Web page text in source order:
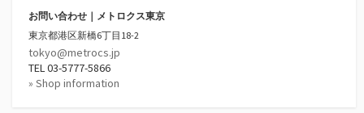
お問い合わせ｜メトロクス東京
東京都港区新橋6丁目18-2
tokyo@metrocs.jp
TEL 03-5777-5866
» Shop information